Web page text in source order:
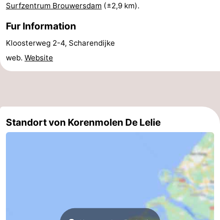
Indoor-
-
Zentren
Dörfer
Surfzentrum Brouwersdam (±2,9 km).
Fur Information
Kloosterweg 2-4, Scharendijke
web. Website
Standort von Korenmolen De Lelie